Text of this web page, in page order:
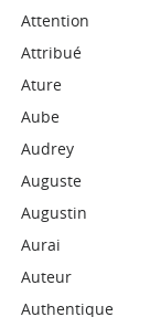
Attention
Attribué
Ature
Aube
Audrey
Auguste
Augustin
Aurai
Auteur
Authentique